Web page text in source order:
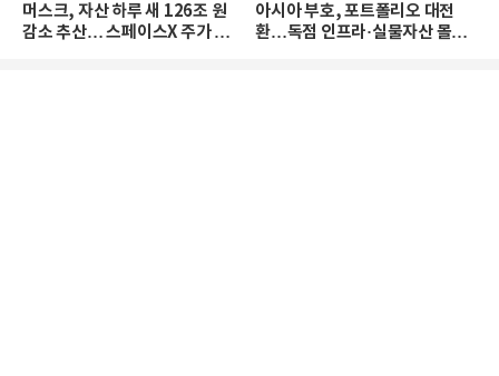
머스크, 자산 하루 새 126조 원
감소 추산… 스페이스X 주가 하
아시아 부호, 포트폴리오 대전
환…독점 인프라·실물자산 몰린